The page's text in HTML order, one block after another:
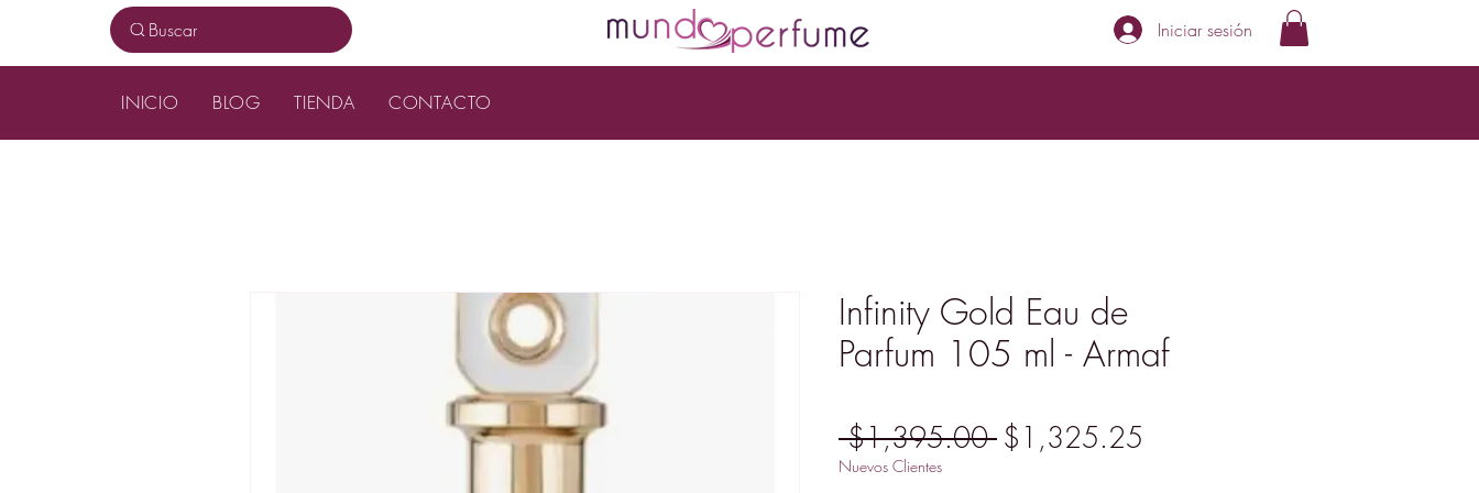
Buscar Iniciar sesión
INICIO BLOG TIENDA CONTACTO
Infinity Gold Eau de
Parfum 105 ml - Armaf
$1,395.00 Precio
$1,325.25
Nuevos Clientes